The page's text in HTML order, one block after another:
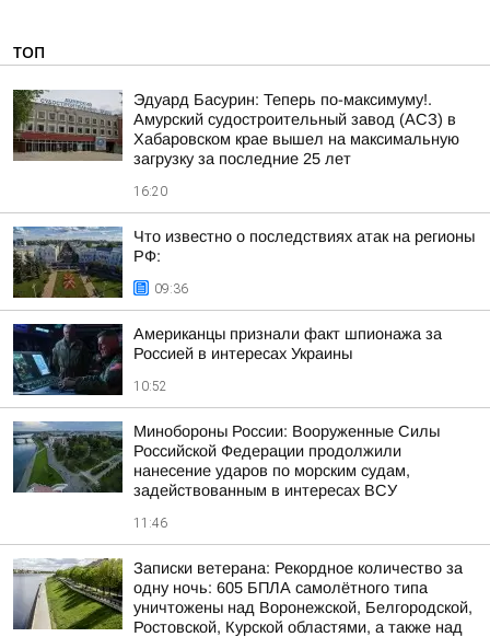
ТОП
Эдуард Басурин: Теперь по-максимуму!.
Амурский судостроительный завод (АСЗ) в
Хабаровском крае вышел на максимальную
загрузку за последние 25 лет
16:20
Что известно о последствиях атак на регионы
РФ:
09:36
Американцы признали факт шпионажа за
Россией в интересах Украины
10:52
Минобороны России: Вооруженные Силы
Российской Федерации продолжили
нанесение ударов по морским судам,
задействованным в интересах ВСУ
11:46
Записки ветерана: Рекордное количество за
одну ночь: 605 БПЛА самолётного типа
уничтожены над Воронежской, Белгородской,
Ростовской, Курской областями, а также над